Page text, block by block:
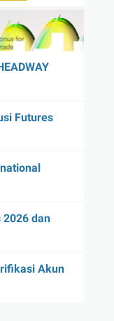
Futures
2026 dan
Akun